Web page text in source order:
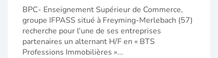
BPC- Enseignement Supérieur de Commerce,
groupe IFPASS situé à Freyming-Merlebach (57)
recherche pour l'une de ses entreprises
partenaires un alternant H/F en « BTS
Professions Immobilières »...